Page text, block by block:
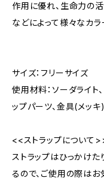
作用に優れ、生命力の
などによって様々なカ
サイズ：フリーサイズ
使用材料：ソーダライト
ップパーツ、金具(メッキ)
<<ストラップについて
ストラップはひっかけた
るので、ご使用の際はお